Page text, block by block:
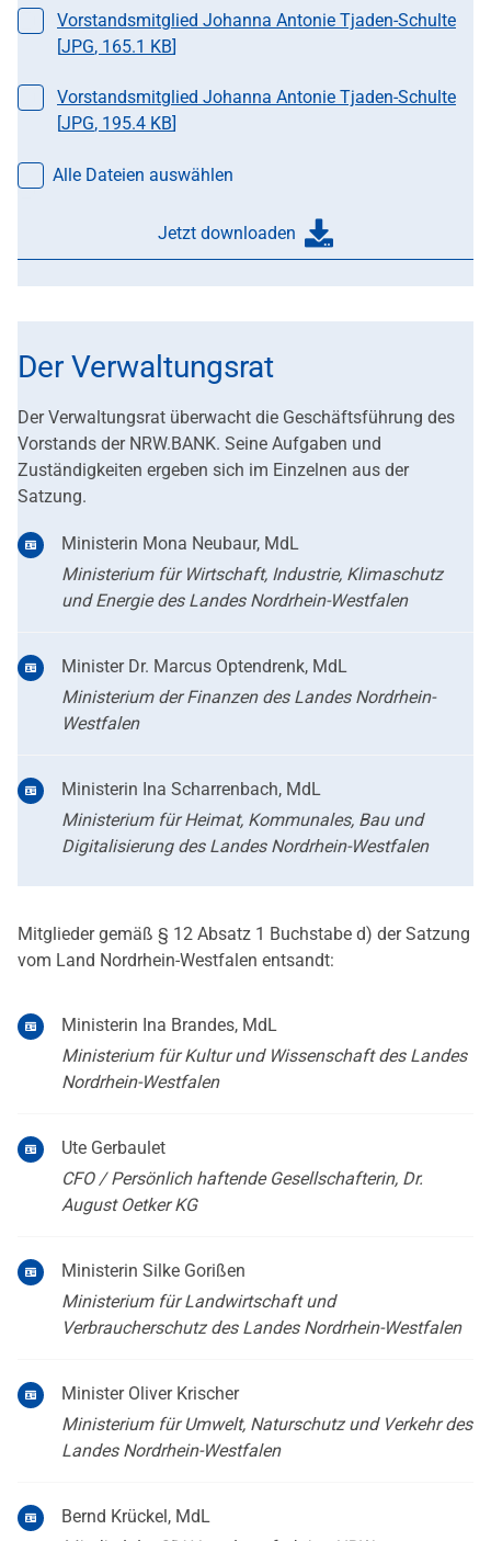
Datei auswählen
Vorstandsmitglied Johanna Antonie Tjaden-Schulte
[JPG, 165.1 KB]
Datei auswählen
Vorstandsmitglied Johanna Antonie Tjaden-Schulte
[JPG, 195.4 KB]
Alle Dateien auswählen
Jetzt downloaden
Der Verwaltungsrat
Der Verwaltungsrat überwacht die Geschäftsführung des
Vorstands der NRW.BANK. Seine Aufgaben und
Zuständigkeiten ergeben sich im Einzelnen aus der
Satzung.
Ministerin Mona Neubaur, MdL
Ministerium für Wirtschaft, Industrie, Klimaschutz
und Energie des Landes Nordrhein-Westfalen
Minister Dr. Marcus Optendrenk, MdL
Ministerium der Finanzen des Landes Nordrhein-
Westfalen
Ministerin Ina Scharrenbach, MdL
Ministerium für Heimat, Kommunales, Bau und
Digitalisierung des Landes Nordrhein-Westfalen
Mitglieder gemäß § 12 Absatz 1 Buchstabe d) der Satzung
vom Land Nordrhein-Westfalen entsandt:
Ministerin Ina Brandes, MdL
Ministerium für Kultur und Wissenschaft des Landes
Nordrhein-Westfalen
Ute Gerbaulet
CFO / Persönlich haftende Gesellschafterin, Dr.
August Oetker KG
Ministerin Silke Gorißen
Ministerium für Landwirtschaft und
Verbraucherschutz des Landes Nordrhein-Westfalen
Minister Oliver Krischer
Ministerium für Umwelt, Naturschutz und Verkehr des
Landes Nordrhein-Westfalen
Bernd Krückel, MdL